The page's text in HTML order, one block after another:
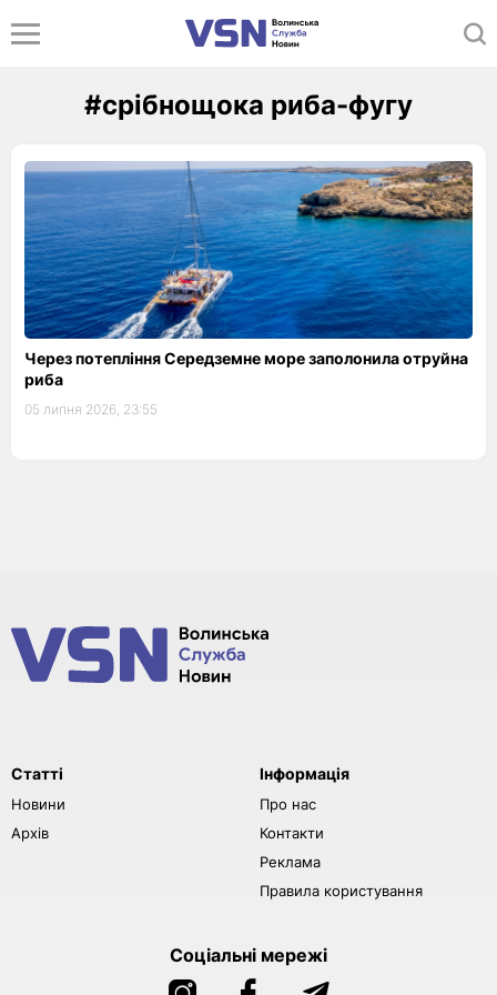
#срібнощока риба-фугу
Через потепління Середземне море заполонила отруйна
риба
05 липня 2026, 23:55
Статті
Новини
Архів
Інформація
Про нас
Контакти
Реклама
Правила користування
Соціальні мережі